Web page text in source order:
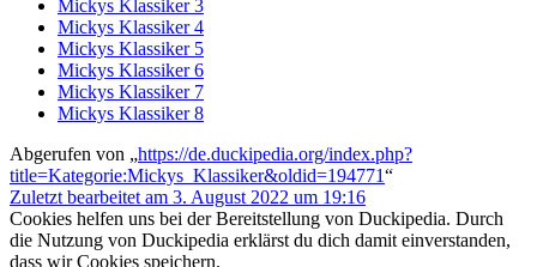
Mickys Klassiker 3
Mickys Klassiker 4
Mickys Klassiker 5
Mickys Klassiker 6
Mickys Klassiker 7
Mickys Klassiker 8
Abgerufen von „https://de.duckipedia.org/index.php?
title=Kategorie:Mickys_Klassiker&oldid=194771“
Zuletzt bearbeitet am 3. August 2022 um 19:16
Cookies helfen uns bei der Bereitstellung von Duckipedia. Durch
die Nutzung von Duckipedia erklärst du dich damit einverstanden,
dass wir Cookies speichern.